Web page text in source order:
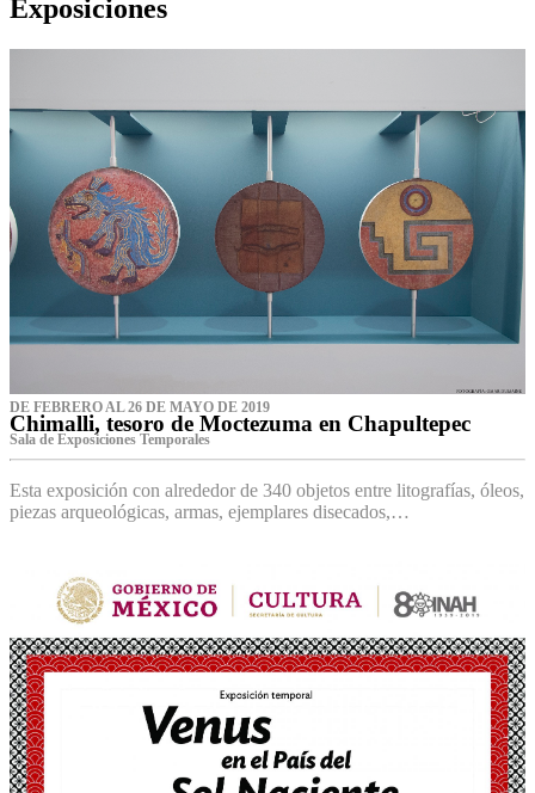
Exposiciones
DE FEBRERO AL 26 DE MAYO DE 2019
Chimalli, tesoro de Moctezuma en Chapultepec
Sala de Exposiciones Temporales
Esta exposición con alrededor de 340 objetos entre litografías, óleos,
piezas arqueológicas, armas, ejemplares disecados,…